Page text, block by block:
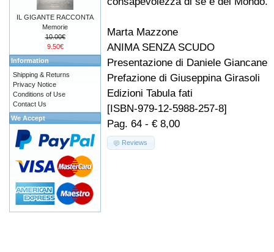
Marta Mazzone
ANIMA SENZA SCUDO
Presentazione di Daniele Giancane
Prefazione di Giuseppina Girasoli
Edizioni Tabula fati
[ISBN-979-12-5988-257-8]
Pag. 64 - € 8,00
Reviews
IL GIGANTE RACCONTA
Memorie
10.00€
9.50€
Information
Shipping & Returns
Privacy Notice
Conditions of Use
Contact Us
We Accept